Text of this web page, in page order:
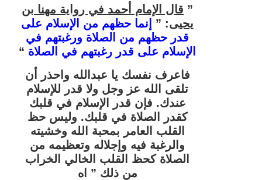
” قال الإمام أحمد في رواية مهنا بن
يحيى: ”
إنما حظهم من الإسلام على
قدر حظهم من الصلاة ورغبتهم في
الإسلام على قدر رغبتهم في الصلاة “
فاعرف نفسك يا عبدالله واحذر أن
تلقى الله عز وجل ولا قدر للإسلام
عندك. فإن قدر الإسلام في قلبك
كقدر الصلاة في قلبك. وليس حظ
القلب العامر بمحبة الله وخشيته
والرغبة فيه وإجلاله وتعظيمه من
الصلاة كحظ القلب الخالي الخراب
من ذلك ” اه